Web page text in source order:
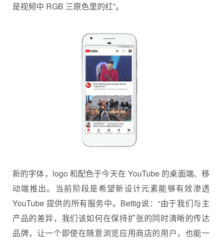
是视频中 RGB 三原色里的红”。
新的字体，logo 和配色于今天在 YouTube 的桌面端、移
动端推出。当前阶段是希望新设计元素能够有效渗透
YouTube 提供的所有服务中。Bettig说：“由于我们与主
产品的差异，我们该如何在保持扩张的同时清晰的传达
品牌，让一个即使在随意浏览应用商店的用户，也能一